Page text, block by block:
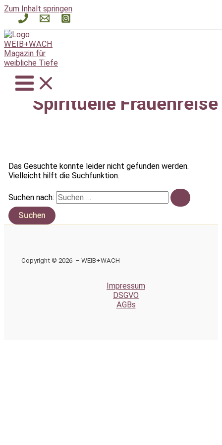
Zum Inhalt springen
Spirituelle Frauenreise
Das Gesuchte konnte leider nicht gefunden werden.
Vielleicht hilft die Suchfunktion.
Suchen nach:
Copyright © 2026 – WEIB+WACH
Impressum
DSGVO
AGBs